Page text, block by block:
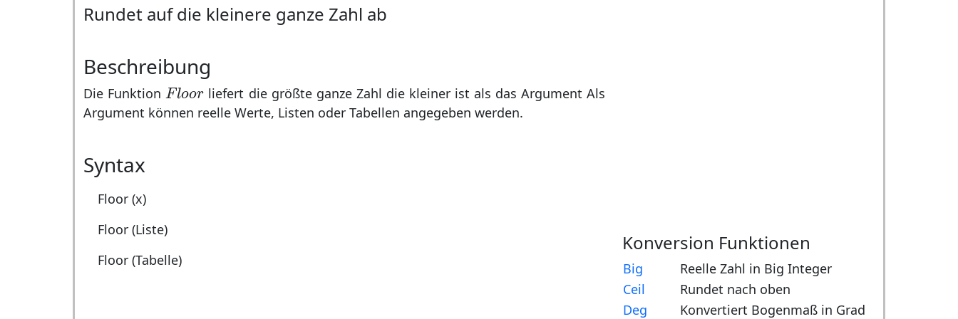
Rundet auf die kleinere ganze Zahl ab
Beschreibung
Die FunktionFloor
Floor liefert die größte ganze Zahl die kleiner ist als das Argument Als
Argument können reelle Werte, Listen oder Tabellen angegeben werden.
Syntax
Floor (x)
Floor (Liste)
Floor (Tabelle)
Konversion Funktionen
Big
Reelle Zahl in Big Integer
Ceil
Rundet nach oben
Deg
Konvertiert Bogenmaß in Grad